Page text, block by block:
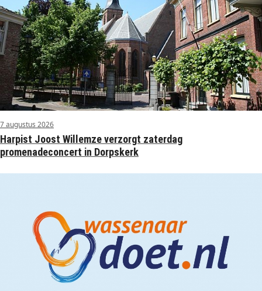
7 augustus 2026
Harpist Joost Willemze verzorgt zaterdag
promenadeconcert in Dorpskerk